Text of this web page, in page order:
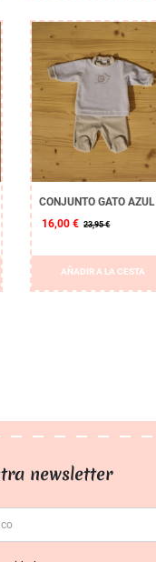
CONJUNTO GATO AZUL
16,00 € 23,95 €
AÑADIR A LA CESTA
newsletter